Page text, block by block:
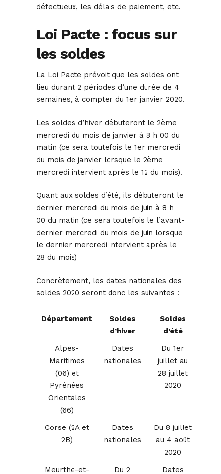
défectueux, les délais de paiement, etc.
Loi Pacte : focus sur
les soldes
La Loi Pacte prévoit que les soldes ont
lieu durant 2 périodes d’une durée de 4
semaines, à compter du 1er janvier 2020.
Les soldes d’hiver débuteront le 2ème
mercredi du mois de janvier à 8 h 00 du
matin (ce sera toutefois le 1er mercredi
du mois de janvier lorsque le 2ème
mercredi intervient après le 12 du mois).
Quant aux soldes d’été, ils débuteront le
dernier mercredi du mois de juin à 8 h
00 du matin (ce sera toutefois le l’avant-
dernier mercredi du mois de juin lorsque
le dernier mercredi intervient après le
28 du mois)
Concrètement, les dates nationales des
soldes 2020 seront donc les suivantes :
Département
Soldes
d’hiver
Soldes
d’été
Alpes-
Maritimes
(06) et
Pyrénées
Orientales
(66)
Dates
nationales
Du 1er
juillet au
28 juillet
2020
Corse (2A et
2B)
Dates
nationales
Du 8 juillet
au 4 août
2020
Meurthe-et-
Du 2
Dates